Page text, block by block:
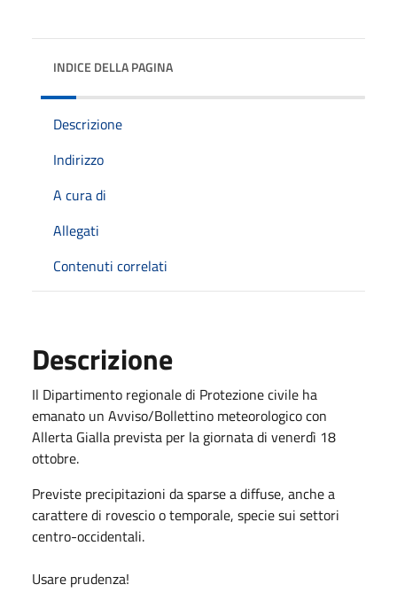
INDICE DELLA PAGINA
Descrizione
Indirizzo
A cura di
Allegati
Contenuti correlati
Descrizione
Il Dipartimento regionale di Protezione civile ha
emanato un Avviso/Bollettino meteorologico con
Allerta Gialla prevista per la giornata di venerdì 18
ottobre.
Previste precipitazioni da sparse a diffuse, anche a
carattere di rovescio o temporale, specie sui settori
centro-occidentali.
Usare prudenza!